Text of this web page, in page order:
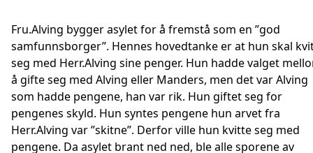
Fru.Alving bygger asylet for å fremstå som en ”god
samfunnsborger”. Hennes hovedtanke er at hun skal
seg med Herr.Alving sine penger. Hun hadde valget
å gifte seg med Alving eller Manders, men det var Alving
som hadde pengene, han var rik. Hun giftet seg for
pengenes skyld. Hun syntes pengene hun arvet fra
Herr.Alving var ”skitne”. Derfor ville hun kvitte seg med
pengene. Da asylet brant ned ned, ble alle sporene av